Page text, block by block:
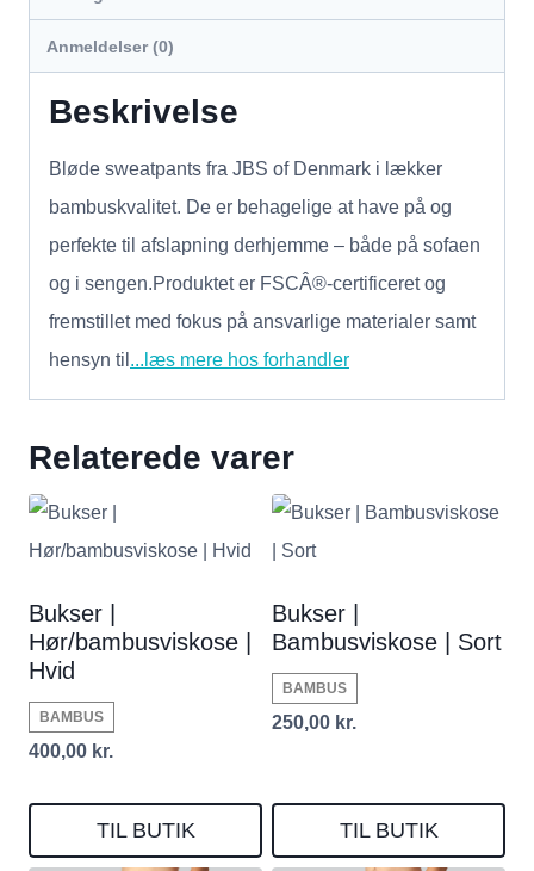
Anmeldelser (0)
Beskrivelse
Bløde sweatpants fra JBS of Denmark i lækker
bambuskvalitet. De er behagelige at have på og
perfekte til afslapning derhjemme – både på sofaen
og i sengen.Produktet er FSCÂ®-certificeret og
fremstillet med fokus på ansvarlige materialer samt
hensyn til ...læs mere hos forhandler
Relaterede varer
Bukser |
Hør/bambusviskose |
Hvid
BAMBUS
400,00 kr.
TIL BUTIK
Bukser |
Bambusviskose | Sort
BAMBUS
250,00 kr.
TIL BUTIK